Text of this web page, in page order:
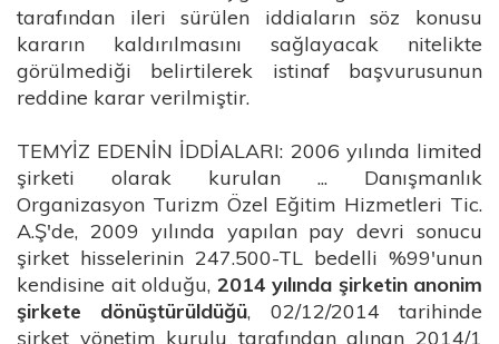
tarafından ileri sürülen iddiaların söz konusu
kararın kaldırılmasını sağlayacak nitelikte
görülmediği belirtilerek istinaf başvurusunun
reddine karar verilmiştir.
TEMYİZ EDENİN İDDİALARI: 2006 yılında limited
şirketi olarak kurulan ... Danışmanlık
Organizasyon Turizm Özel Eğitim Hizmetleri Tic.
A.Ş'de, 2009 yılında yapılan pay devri sonucu
şirket hisselerinin 247.500-TL bedelli %99'unun
kendisine ait olduğu, 2014 yılında şirketin anonim
şirkete dönüştürüldüğü, 02/12/2014 tarihinde
şirket yönetim kurulu tarafından alınan 2014/1